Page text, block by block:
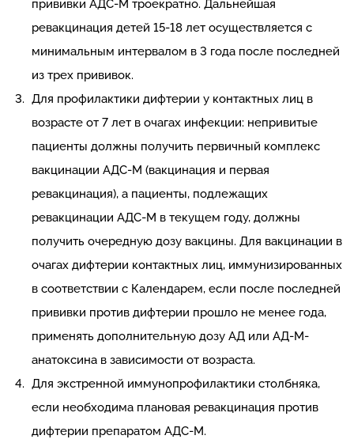
прививки АДС-М троекратно. Дальнейшая
ревакцинация детей 15-18 лет осуществляется с
минимальным интервалом в 3 года после последней
из трех прививок.
Для профилактики дифтерии у контактных лиц в
возрасте от 7 лет в очагах инфекции: непривитые
пациенты должны получить первичный комплекс
вакцинации АДС-М (вакцинация и первая
ревакцинация), а пациенты, подлежащих
ревакцинации АДС-М в текущем году, должны
получить очередную дозу вакцины. Для вакцинации в
очагах дифтерии контактных лиц, иммунизированных
в соответствии с Календарем, если после последней
прививки против дифтерии прошло не менее года,
применять дополнительную дозу АД или АД-М-
анатоксина в зависимости от возраста.
Для экстренной иммунопрофилактики столбняка,
если необходима плановая ревакцинация против
дифтерии препаратом АДС-М.